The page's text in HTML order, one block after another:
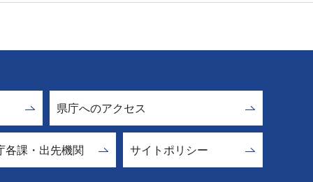
県庁へのアクセス
各課・出先機関 サイトポリシー